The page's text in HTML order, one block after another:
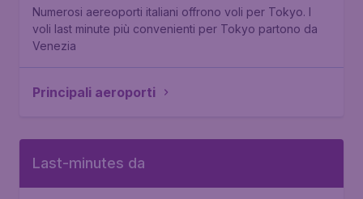
Numerosi aereoporti italiani offrono voli per Tokyo. I
voli last minute più convenienti per Tokyo partono da
Venezia
Principali aeroporti
Last-minutes da